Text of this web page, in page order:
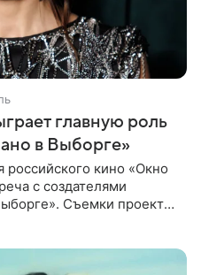
главную роль
в Выборге»
российского кино «Окно
с создателями
Съемки проекта